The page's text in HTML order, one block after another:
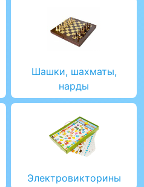
Шашки, шахматы,
нарды
Электровикторины